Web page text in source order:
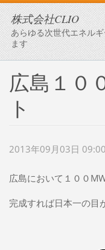
株式会社CLIO
あらゆる次世代エネル
ます
広島１０
ト
2013年09月03日 09:00
広島において１００
完成すれば日本一の目